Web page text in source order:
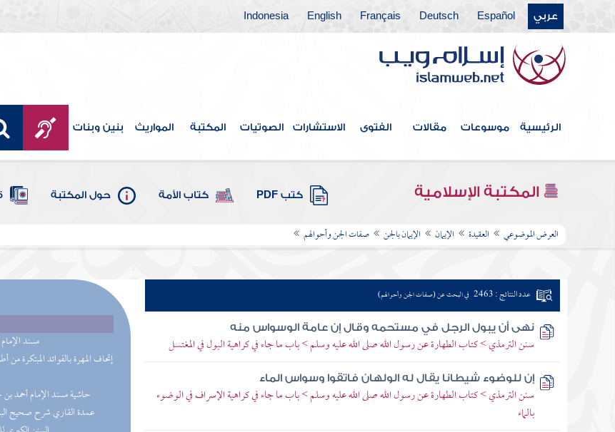
عربي Español
Deutsch
Français
English
Indonesia
الرئيسية موسوعات مقالات الفتوى الاستشارات الصوتيات المكتبة المواريث بنين وبنات
المكتبة الإسلامية كتب PDF كتاب الأمة حول المكتبة
العرض الموضوعي العقيدة الإيمان الإيمان بالجن صفات الجن وأحوالهم
(285) مسند
(165) حاشية مسند الإمام أحمد
(81) عمدة القاري شرح صحيح
عدد النتائج : 2463 في البحث عن (صفات الجن وأحوالهم)
نهى أن يبول الرجل في مستحمه وقال إن عامة الوسواس منه
سنن الترمذي > كتاب الطهارة عن رسول الله صلى الله عليه وسلم > باب ما جاء في كراهية البول في المغتسل
إن للوضوء شيطانا يقال له الولهان فاتقوا وسواس الماء
سنن الترمذي > كتاب الطهارة عن رسول الله صلى الله عليه وسلم > باب ما جاء في كراهية الإسراف في الوضوء
بالماء